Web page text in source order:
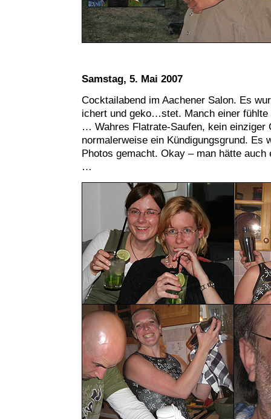
Samstag, 5. Mai 2007
Cocktailabend im Aachener Salon. Es
ichert und geko…stet. Manch einer fühlte
… Wahres Flatrate-Saufen, kein einziger
normalerweise ein Kündigungsgrund. Es
Photos gemacht. Okay – man hätte auch
…